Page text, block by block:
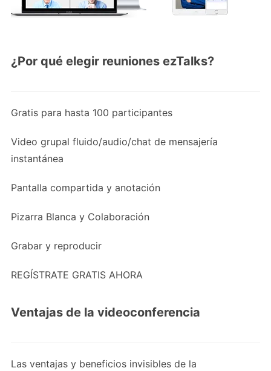
¿Por qué elegir reuniones ezTalks?
Gratis para hasta 100 participantes
Video grupal fluido/audio/chat de mensajería
instantánea
Pantalla compartida y anotación
Pizarra Blanca y Colaboración
Grabar y reproducir
REGÍSTRATE GRATIS AHORA
Ventajas de la videoconferencia
Las ventajas y beneficios invisibles de la